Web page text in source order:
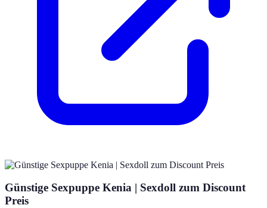
Günstige Sexpuppe Kenia | Sexdoll zum Discount
Preis